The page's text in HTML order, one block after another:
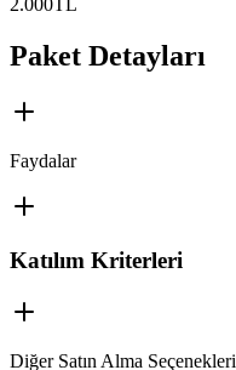
Paket Detayları
Faydalar
Katılım Kriterleri
Diğer Satın Alma Seçenekleri